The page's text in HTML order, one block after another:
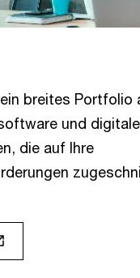
breites Portfolio
und
die auf Ihre